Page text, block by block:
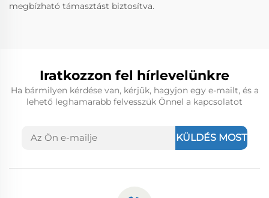
megbízható támasztást biztosítva.
Iratkozzon fel hírlevelünkre
Ha bármilyen kérdése van, kérjük, hagyjon egy e-mailt, és a
lehető leghamarabb felvesszük Önnel a kapcsolatot
KÜLDÉS MOST